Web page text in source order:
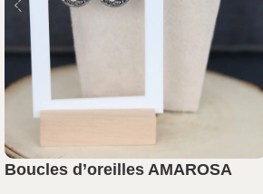
Boucles d’oreilles AMAROSA